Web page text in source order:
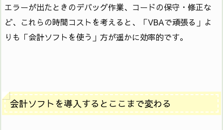
エラーが出たときのデバッグ作業、コードの保守・修正な
ど、これらの時間コストを考えると、「VBAで頑張る」よ
りも「会計ソフトを使う」方が遥かに効率的です。
会計ソフトを導入するとここまで変わる